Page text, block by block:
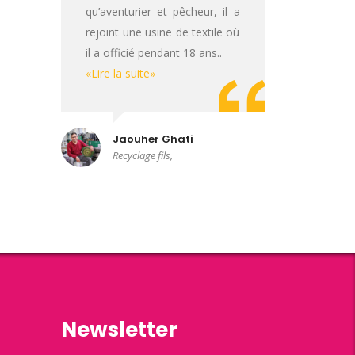
qu’aventurier et pêcheur, il a
rejoint une usine de textile où
il a officié pendant 18 ans..
«Lire la suite»
Jaouher Ghati
Recyclage fils,
Newsletter